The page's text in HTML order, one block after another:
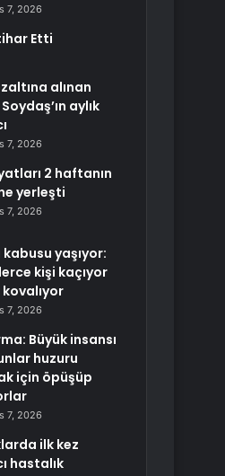
7, 2026
Etti
alınan
aylık
7, 2026
2 haftanın
yerleşti
7, 2026
yaşıyor:
kişi kaçıyor
7, 2026
Büyük insansı
huzuru
için öpüşüp
7, 2026
ilk kez
hastalık